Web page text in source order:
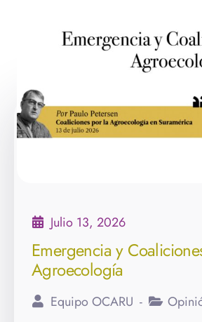
Julio 13, 2026
Emergencia y
Agroecología
Equipo OCARU